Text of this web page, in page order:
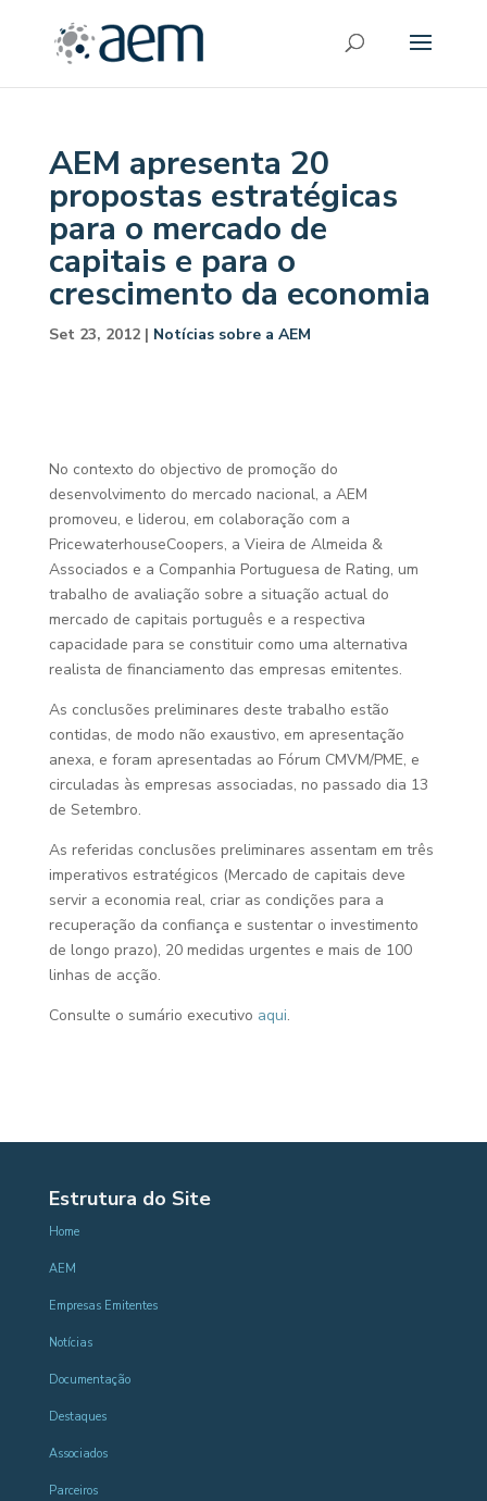
AEM apresenta 20
propostas estratégicas
para o mercado de
capitais e para o
crescimento da economia
Set 23, 2012| Notícias sobre a AEM
No contexto do objectivo de promoção do
desenvolvimento do mercado nacional, a AEM
promoveu, e liderou, em colaboração com a
PricewaterhouseCoopers, a Vieira de Almeida &
Associados e a Companhia Portuguesa de Rating, um
trabalho de avaliação sobre a situação actual do
mercado de capitais português e a respectiva
capacidade para se constituir como uma alternativa
realista de financiamento das empresas emitentes.
As conclusões preliminares deste trabalho estão
contidas, de modo não exaustivo, em apresentação
anexa, e foram apresentadas ao Fórum CMVM/PME, e
circuladas às empresas associadas, no passado dia 13
de Setembro.
As referidas conclusões preliminares assentam em três
imperativos estratégicos (Mercado de capitais deve
servir a economia real, criar as condições para a
recuperação da confiança e sustentar o investimento
de longo prazo), 20 medidas urgentes e mais de 100
linhas de acção.
Consulte o sumário executivo aqui.
Estrutura do Site
Home
AEM
Empresas Emitentes
Notícias
Documentação
Destaques
Associados
Parceiros